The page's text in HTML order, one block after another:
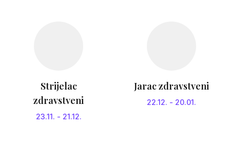
Strijelac
zdravstveni
23.11. - 21.12.
Jarac zdravstveni
22.12. - 20.01.